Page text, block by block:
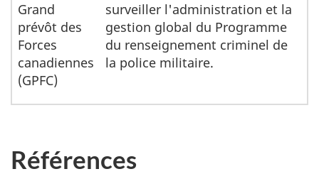
Grand
prévôt des
Forces
canadiennes
(GPFC)
surveiller l'administration et la
gestion global du Programme
du renseignement criminel de
la police militaire.
Références